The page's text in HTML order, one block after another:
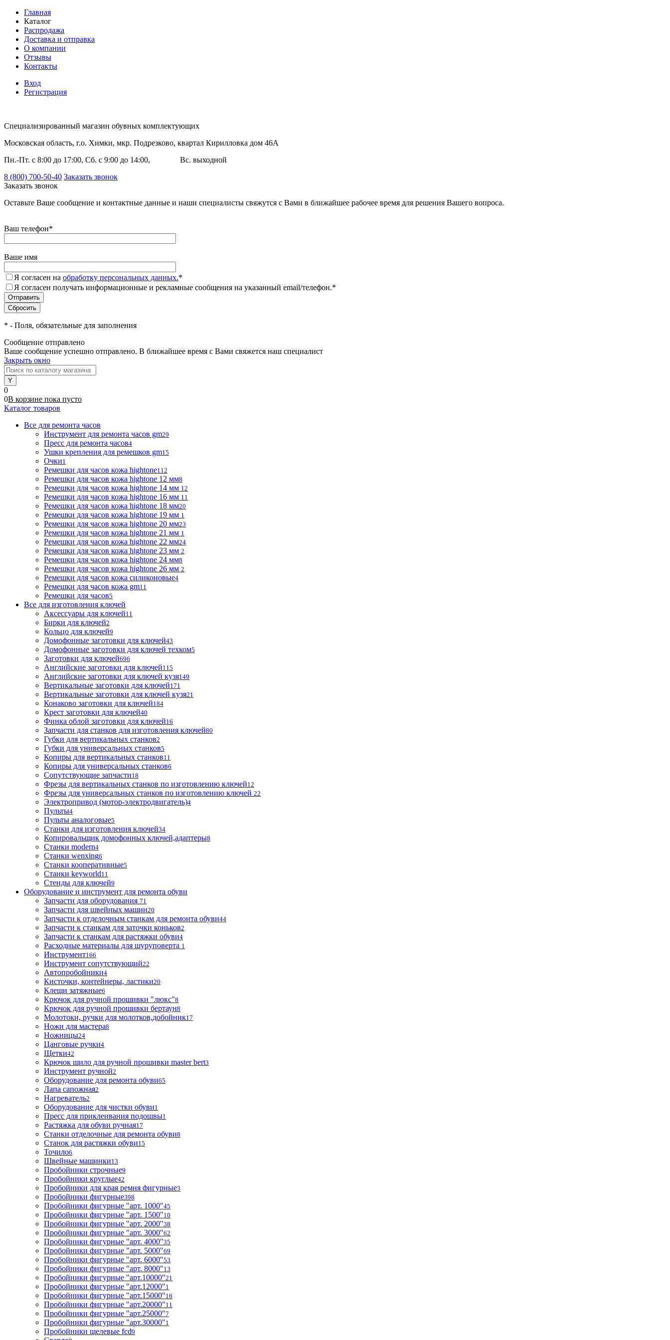
Главная
Каталог
Распродажа
Доставка и отправка
О компании
Отзывы
Контакты
Вход
Регистрация
Специализированный магазин обувных комплектующих
Московская область, г.о. Химки, мкр. Подрезково, квартал Кирилловка дом 46А
Пн.-Пт. с 8:00 до 17:00, Сб. с 9:00 до 14:00, Вс. выходной
8 (800) 700-50-40 Заказать звонок
Заказать звонок
Оставьте Ваше сообщение и контактные данные и наши специалисты свяжутся с Вами в ближайшее рабочее время для решения Вашего вопроса.
Ваш телефон*
Ваше имя
Я согласен на обработку персональных данных.*
Я согласен получать информационные и рекламные сообщения на указанный email/телефон.*
* - Поля, обязательные для заполнения
Сообщение отправлено
Ваше сообщение успешно отправлено. В ближайшее время с Вами свяжется наш специалист
Закрыть окно
0
0В корзине пока пусто
Каталог товаров
Все для ремонта часов
Инструмент для ремонта часов gm29
Пресс для ремонта часов4
Ушки крепления для ремешков gm15
Очки1
Ремешки для часов кожа hightone112
Ремешки для часов кожа hightone 12 мм8
Ремешки для часов кожа hightone 14 мм 12
Ремешки для часов кожа hightone 16 мм 11
Ремешки для часов кожа hightone 18 мм20
Ремешки для часов кожа hightone 19 мм 1
Ремешки для часов кожа hightone 20 мм23
Ремешки для часов кожа hightone 21 мм 1
Ремешки для часов кожа hightone 22 мм24
Ремешки для часов кожа hightone 23 мм 2
Ремешки для часов кожа hightone 24 мм8
Ремешки для часов кожа hightone 26 мм 2
Ремешки для часов кожа силиконовые4
Ремешки для часов кожа gm11
Ремешки для часов5
Все для изготовления ключей
Аксессуары для ключей11
Бирки для ключей2
Кольцо для ключей9
Домофонные заготовки для ключей43
Домофонные заготовки для ключей техком5
Заготовки для ключей696
Английские заготовки для ключей115
Английские заготовки для ключей кузя149
Вертикальные заготовки для ключей171
Вертикальные заготовки для ключей кузя21
Конаково заготовки для ключей184
Крест заготовки для ключей40
Финка облой заготовки для ключей16
Запчасти для станков для изготовления ключей80
Губки для вертикальных станков2
Губки для универсальных станков5
Копиры для вертикальных станков11
Копиры для универсальных станков6
Сопутствующие запчасти18
Фрезы для вертикальных станков по изготовлению ключей12
Фрезы для универсальных станков по изготовлению ключей 22
Электропривод (мотор-электродвигатель)4
Пульты4
Пульты аналоговые5
Станки для изготовления ключей34
Копировальщик домофонных ключей,адаптеры8
Станки modern4
Станки wenxing6
Станки кооперативные5
Станки keyworld11
Стенды для ключей9
Оборудование и инструмент для ремонта обуви
Запчасти для оборудования 71
Запчасти для швейных машин20
Запчасти к отделочным станкам для ремонта обуви44
Запчасти к станкам для заточки коньков2
Запчасти к станкам для растяжки обуви4
Расходные материалы для шуруповерта 1
Инструмент166
Инструмент сопутствующий22
Автопробойники4
Кисточки, контейнеры, ластики20
Клещи затяжные6
Крючок для ручной прошивки "люкс"8
Крючок для ручной прошивки бертаун8
Молотоки, ручки для молотков,добойник17
Ножи для мастера8
Ножницы24
Цанговые ручки4
Щетки42
Крючок шило для ручной прошивки master bert3
Инструмент ручной2
Оборудование для ремонта обуви65
Лапа сапожная2
Нагреватель2
Оборудование для чистки обуви1
Пресс для приклеивания подошвы1
Растяжка для обуви ручная17
Станки отделочные для ремонта обуви8
Станок для растяжки обуви15
Точило6
Швейные машинки13
Пробойники строчные9
Пробойники круглые42
Пробойники для края ремня фигурные3
Пробойники фигурные398
Пробойники фигурные "арт. 1000"45
Пробойники фигурные "арт. 1500"10
Пробойники фигурные "арт. 2000"38
Пробойники фигурные "арт. 3000"62
Пробойники фигурные "арт. 4000"35
Пробойники фигурные "арт. 5000"69
Пробойники фигурные "арт. 6000"53
Пробойники фигурные "арт. 8000"13
Пробойники фигурные "арт.10000"21
Пробойники фигурные "арт.12000"1
Пробойники фигурные "арт.15000"16
Пробойники фигурные "арт.20000"11
Пробойники фигурные "арт.25000"7
Пробойники фигурные "арт.30000"1
Пробойники щелевые fcd9